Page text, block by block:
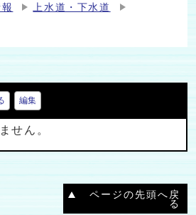
上水道・下水道
編集
せん。
ページの先頭へ戻
る